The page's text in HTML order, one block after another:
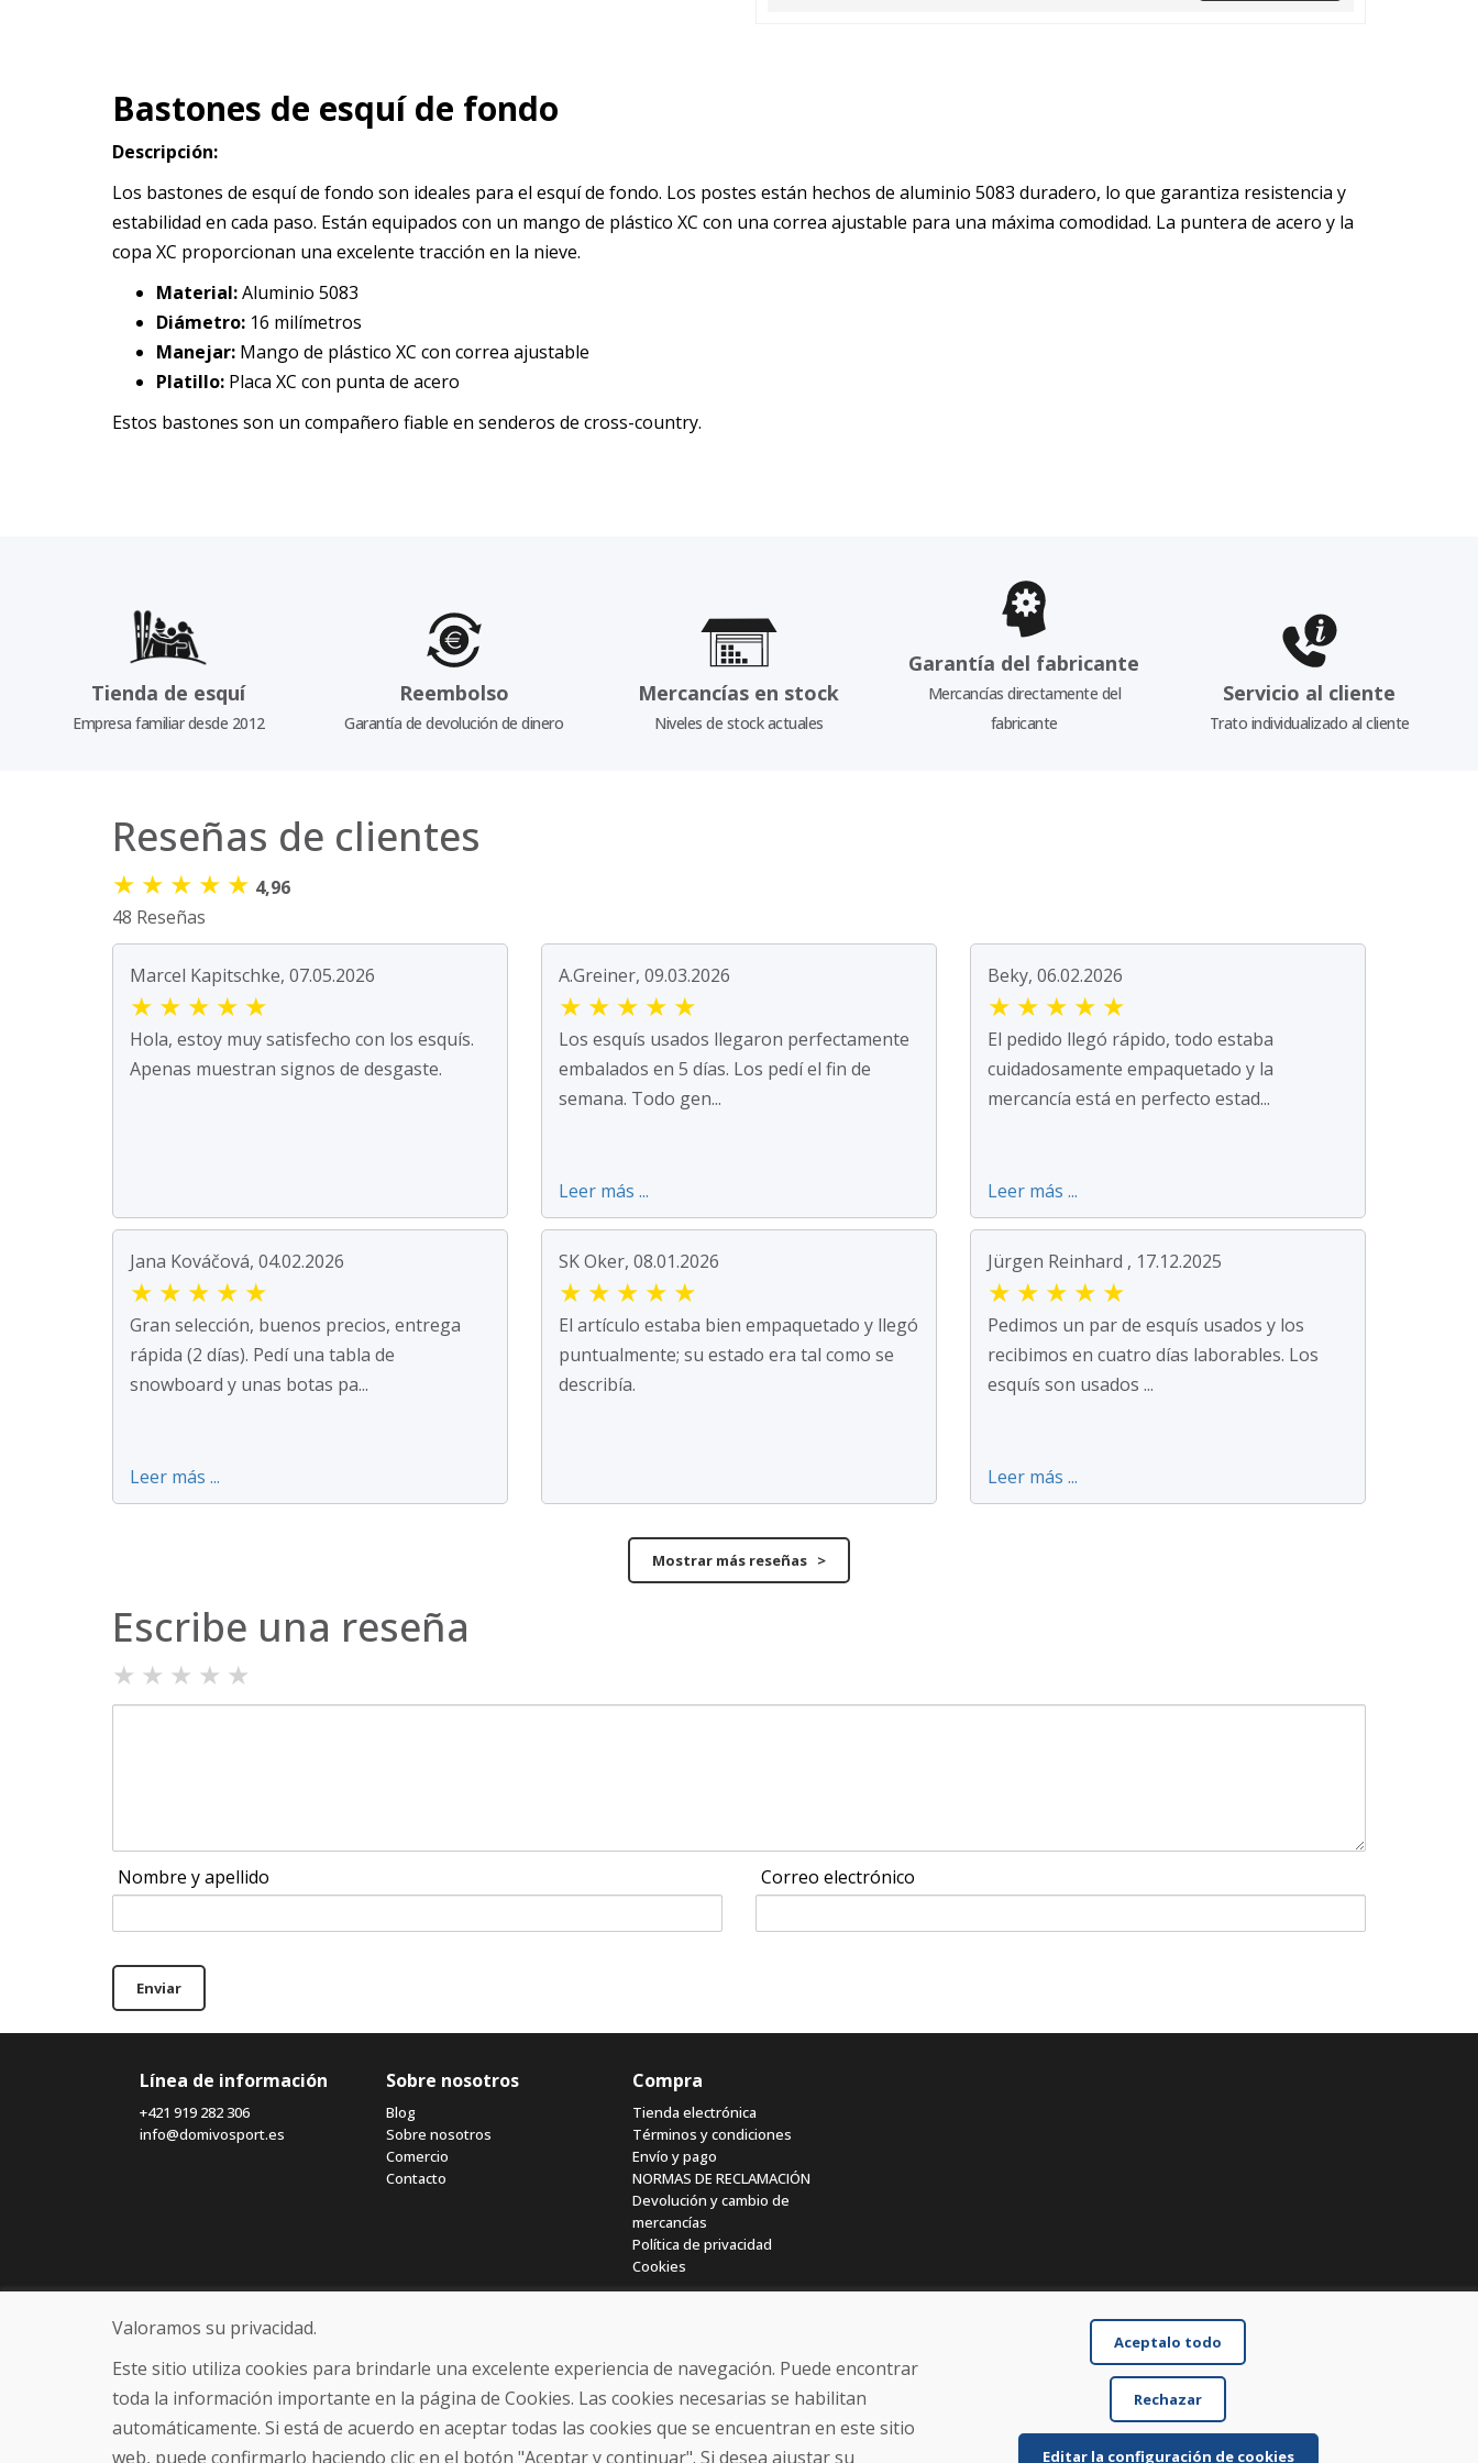
Bastones de esquí de fondo
Descripción:
Los bastones de esquí de fondo son ideales para el esquí de fondo. Los postes están hechos de aluminio 5083 duradero, lo que garantiza resistencia y
estabilidad en cada paso. Están equipados con un mango de plástico XC con una correa ajustable para una máxima comodidad. La puntera de acero y la
copa XC proporcionan una excelente tracción en la nieve.
Material:Aluminio 5083
Diámetro: 16 milímetros
Manejar: Mango de plástico XC con correa ajustable
Platillo: Placa XC con punta de acero
Estos bastones son un compañero fiable en senderos de cross-country.
Tienda de esquí
Empresa familiar desde 2012
Reembolso
Garantía de devolución de dinero
Mercancías en stock
Niveles de stock actuales
Garantía del fabricante
Mercancías directamente del
fabricante
Servicio al cliente
Trato individualizado al cliente
Reseñas de clientes
★ ★ ★ ★ ★ 4,96
48 Reseñas
Marcel Kapitschke, 07.05.2026
★ ★ ★ ★ ★
Hola, estoy muy satisfecho con los esquís.
Apenas muestran signos de desgaste.
A.Greiner, 09.03.2026
★ ★ ★ ★ ★
Los esquís usados llegaron perfectamente
embalados en 5 días. Los pedí el fin de
semana. Todo gen...
Leer más ...
Beky, 06.02.2026
★ ★ ★ ★ ★
El pedido llegó rápido, todo estaba
cuidadosamente empaquetado y la
mercancía está en perfecto estad...
Leer más ...
Jana Kováčová, 04.02.2026
★ ★ ★ ★ ★
Gran selección, buenos precios, entrega
rápida (2 días). Pedí una tabla de
snowboard y unas botas pa...
Leer más ...
SK Oker, 08.01.2026
★ ★ ★ ★ ★
El artículo estaba bien empaquetado y llegó
puntualmente; su estado era tal como se
describía.
Jürgen Reinhard , 17.12.2025
★ ★ ★ ★ ★
Pedimos un par de esquís usados y los
recibimos en cuatro días laborables. Los
esquís son usados ...
Leer más ...
Mostrar más reseñas >
Escribe una reseña
★ ★ ★ ★ ★
Nombre y apellido Correo electrónico
Enviar
Línea de información
+421 919 282 306
info@domivosport.es
Sobre nosotros
Blog
Sobre nosotros
Comercio
Contacto
Compra
Tienda electrónica
Términos y condiciones
Envío y pago
NORMAS DE RECLAMACIÓN
Devolución y cambio de
mercancías
Política de privacidad
Cookies
© DOMIVOSPORT 2026, reservados todos los derechos
Valoramos su privacidad.
Este sitio utiliza cookies para brindarle una excelente experiencia de navegación. Puede encontrar
toda la información importante en la página de Cookies. Las cookies necesarias se habilitan
automáticamente. Si está de acuerdo en aceptar todas las cookies que se encuentran en este sitio
web, puede confirmarlo haciendo clic en el botón "Aceptar y continuar". Si desea ajustar su
Aceptalo todo
Rechazar
Editar la configuración de cookies